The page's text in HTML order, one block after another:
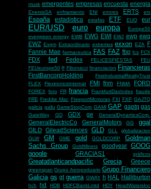
musk emergentes empresas encuesta energia
EnersisSA enfriamiento ENI errores ERTS erx
España estadistica estafas ETF EUO eur
EUR/USD euro europa
Europe50
evergreen energy EWB EWG EWI EWJ ewp ewq
EWZ Exgm Extraordinario extremos exxon EZA
F
Fannie Mae farmaceutica FAS FAZ fbp fcs FCX
FDX fed Fedex FELICESFIESTAS
FEU
FEUeurope50 ff Fibonacci financiacion Financieras
FirstBancorpHolding
FirstIndustrialRealtyTrust
FLEX
FlextronicsInternat FMI fnm FNMA FORD
FOREX foro FR francia FrankfurtDaxIndex fraude
FRE Freddie Mac FreeportMcmoran FXI FXP GAJTQ
galicia gallu GameStopCorp GAMI GAP gaptq gas
GateWay GD GDX ge GeneralDynamicsCorp.
GeneralElectricCo GeneralMotors GG ggal
GILD GileadSciences GLD GLL
globalizacion
GLW
GM GME gold GOLDCORP
Goldman
Sachs Group
GoldMiners goodyear
GOOG
google
GRACIAS1 gráficos
Greatatlanticandpacific Grecia Greece
greenspan Grupo Aeroportuario Grupo Financiero
Galicia gs gt guerra GWAY h HAL Halliburton
hch hd HDB HDFCBankLmtd HDY
HeadWatersInc